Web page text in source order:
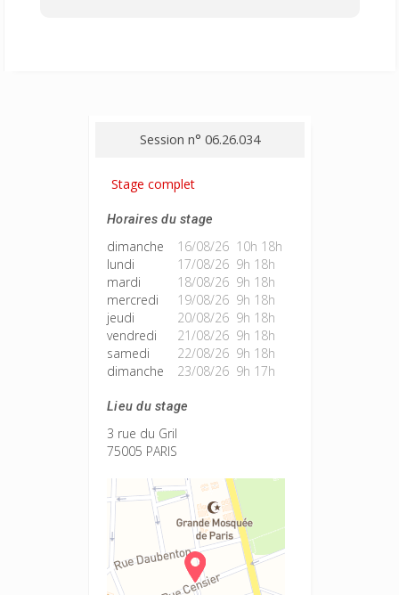
Session n° 06.26.034
Stage complet
Horaires du stage
dimanche
16/08/26 10h 18h
lundi
17/08/26 9h 18h
mardi
18/08/26 9h 18h
mercredi
19/08/26 9h 18h
jeudi
20/08/26 9h 18h
vendredi
21/08/26 9h 18h
samedi
22/08/26 9h 18h
dimanche
23/08/26 9h 17h
Lieu du stage
3 rue du Gril
75005 PARIS